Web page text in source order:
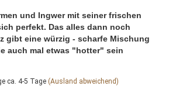
und Ingwer mit seiner frischen
perfekt. Das alles dann noch
gibt eine würzig - scharfe Mischung
auch mal etwas "hotter" sein
ca. 4-5 Tage (Ausland abweichend)